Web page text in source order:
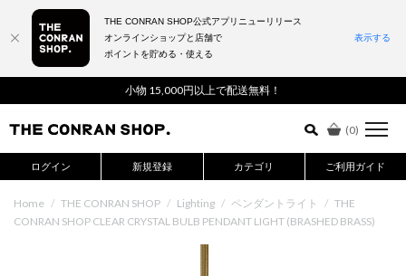
小物 15,000円以上で配送無料！
(0)
ログイン 新規登録 カテゴリ ご利用ガイド
詳細検索はこちら
Home / THE CONRAN SHOP / Lighting / ペンダントライト / THE
CONRAN SHOP CLEAR CRYSTAL BULB PENDANT LIGHT (BRASHED BRASS)
THE CONRAN SHOP公式アプリニューリリース
オンラインショップと店舗で
ポイントを貯める・使える
表示する